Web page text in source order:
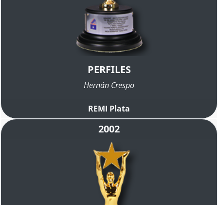
PERFILES
Hernán Crespo
REMI Plata
2002